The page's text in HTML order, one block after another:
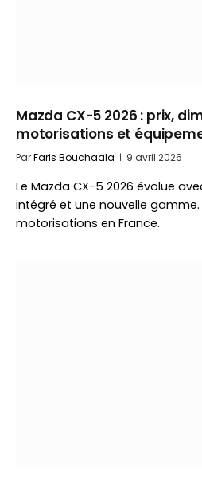
Mazda CX-5 2026 : prix,
motorisations et
ParFaris Bouchaala 9 avril 2026
Le Mazda CX-5 2026 évolue
intégré et une nouvelle gamme.
motorisations en France.